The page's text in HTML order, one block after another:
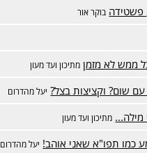
פשטידה בוקר אור
ממש לא מזמן מתיכון ועד מעון
שום? וקציצות בצל? יעל מהדרום
מילה... מתיכון ועד מעון
כמו תפו"א שאני אוהב! יעל מהדרום